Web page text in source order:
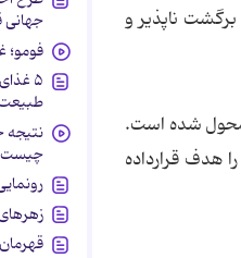
ناپذیر و
محول شده است.
در سال 2010 از طریق انرژی‌های نو را هدف قرارداده
۵
نتیجه